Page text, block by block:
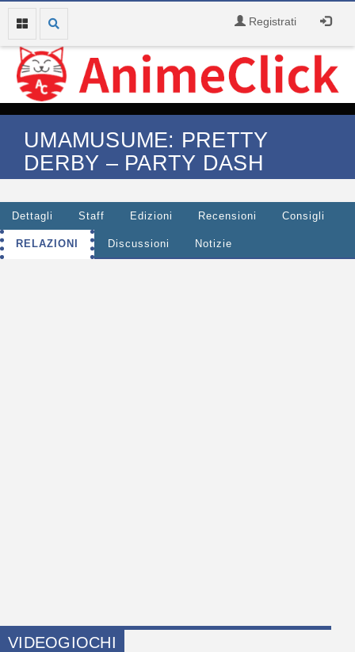
Registrati
UMAMUSUME: PRETTY
DERBY – PARTY DASH
Dettagli Staff Edizioni Recensioni Consigli
RELAZIONI Discussioni Notizie
VIDEOGIOCHI